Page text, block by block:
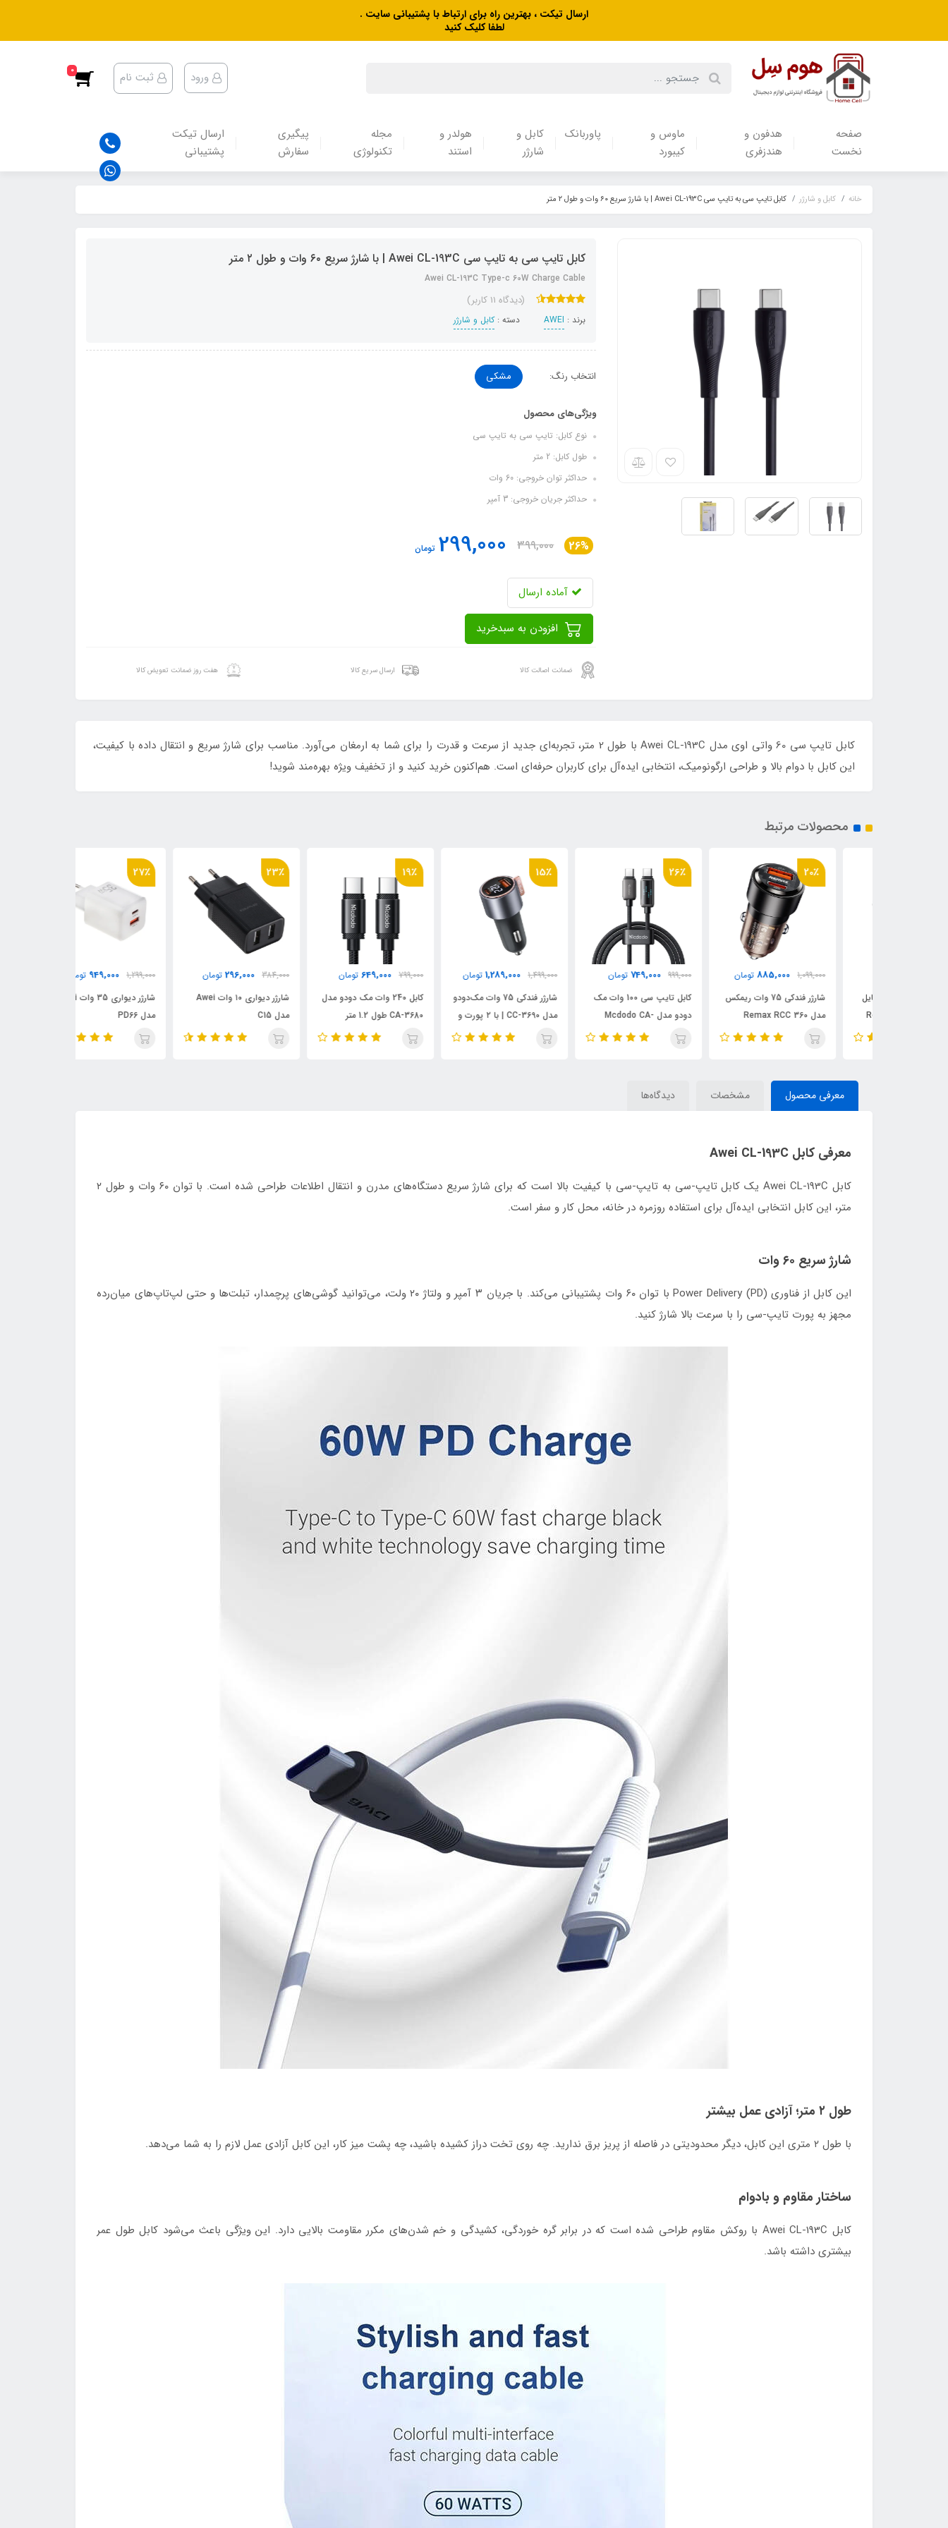
ارسال تیکت ، بهترین راه برای ارتباط با پشتیبانی سایت .
لطفا کلیک کنید
ورود ثبت نام 0
صفحه
نخست
هدفون‌ و‌
هندزفری
ماوس و
کیبورد
پاوربانک
کابل و
شارژر
هولدر و
استند
مجله
تکنولوژی
پیگیری
سفارش
ارسال تیکت
پشتیبانی
خانه کابل و شارژر کابل تایپ سی به تایپ سی Awei CL-193C | با شارژ سریع ۶۰ وات و طول ۲ متر
کابل تایپ سی به تایپ سی Awei CL-193C | با شارژ سریع ۶۰ وات و طول ۲ متر
Awei CL-193C Type-c 60W Charge Cable
(دیدگاه 11 کاربر)
برند : AWEI دسته :کابل و شارژر
انتخاب رنگ: مشکی
ویژگی‌های محصول
نوع کابل: تایپ سی به تایپ سی
طول کابل: 2 متر
حداکثر توان خروجی: 60 وات
حداکثر جریان خروجی: 3 آمپر
26%
399,000
299,000 تومان
آماده ارسال
ضمانت اصالت کالا ارسال سریع کالا هفت روز ضمانت تعویض کالا
کابل تایپ سی 60 واتی اوی مدل Awei CL-193C با طول 2 متر، تجربه‌ای جدید از سرعت و قدرت را برای شما به ارمغان می‌آورد. مناسب برای شارژ سریع و انتقال داده با کیفیت،
این کابل با دوام بالا و طراحی ارگونومیک، انتخابی ایده‌آل برای کاربران حرفه‌ای است. هم‌اکنون خرید کنید و از تخفیف ویژه بهره‌مند شوید!
محصولات مرتبط
885,000 تومان
شارژر فندکی 75 وات ریمکس
749,000 تومان
کابل تایپ سی 100 وات مک
دودو مدل Mcdodo CA-
4250 طول 1.2 متر
1,289,000
تومان
شارژر فندکی 75 وات مک‌دودو
مدل CC-3690 | با ۲ پورت و
نمایشگر دیجیتال
649,000 تومان
کابل 240 وات مک دودو مدل
CA-3680 طول 1.2 متر
296,000 تومان
شارژر دیواری ۱۰ وات Awei
949,000 تومان
شارژر دیواری 35 وات Awei
معرفی محصول مشخصات دیدگاه‌ها
معرفی کابل Awei CL-193C
کابل Awei CL-193C یک کابل تایپ-سی به تایپ-سی با کیفیت بالا است که برای شارژ سریع دستگاه‌های مدرن و انتقال اطلاعات طراحی شده است. با توان ۶۰ وات و طول ۲
متر، این کابل انتخابی ایده‌آل برای استفاده روزمره در خانه، محل کار و سفر است.
شارژ سریع ۶۰ وات
این کابل از فناوری Power Delivery (PD) با توان ۶۰ وات پشتیبانی می‌کند. با جریان ۳ آمپر و ولتاژ ۲۰ ولت، می‌توانید گوشی‌های پرچمدار، تبلت‌ها و حتی لپ‌تاپ‌های میان‌رده
مجهز به پورت تایپ-سی را با سرعت بالا شارژ کنید.
طول ۲ متر؛ آزادی عمل بیشتر
با طول ۲ متری این کابل، دیگر محدودیتی در فاصله از پریز برق ندارید. چه روی تخت دراز کشیده باشید، چه پشت میز کار، این کابل آزادی عمل لازم را به شما می‌دهد.
ساختار مقاوم و بادوام
کابل Awei CL-193C با روکش مقاوم طراحی شده است که در برابر گره خوردگی، کشیدگی و خم شدن‌های مکرر مقاومت بالایی دارد. این ویژگی باعث می‌شود کابل طول عمر
بیشتری داشته باشد.